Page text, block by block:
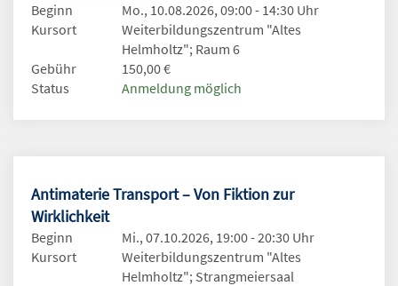
Beginn
Mo., 10.08.2026, 09:00 - 14:30 Uhr
Kursort
Weiterbildungszentrum "Altes
Helmholtz"; Raum 6
Gebühr
150,00 €
Status
Anmeldung möglich
Antimaterie Transport – Von Fiktion zur
Wirklichkeit
Beginn
Mi., 07.10.2026, 19:00 - 20:30 Uhr
Kursort
Weiterbildungszentrum "Altes
Helmholtz"; Strangmeiersaal